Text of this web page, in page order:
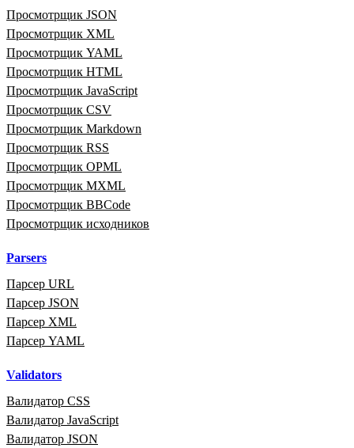
Просмотрщик JSON
Просмотрщик XML
Просмотрщик YAML
Просмотрщик HTML
Просмотрщик JavaScript
Просмотрщик CSV
Просмотрщик Markdown
Просмотрщик RSS
Просмотрщик OPML
Просмотрщик MXML
Просмотрщик BBCode
Просмотрщик исходников
Parsers
Парсер URL
Парсер JSON
Парсер XML
Парсер YAML
Validators
Валидатор CSS
Валидатор JavaScript
Валидатор JSON